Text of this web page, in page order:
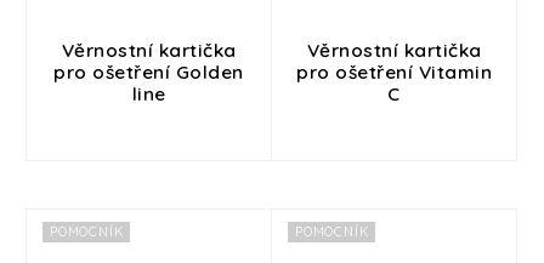
Věrnostní kartička
pro ošetření Golden
line
Věrnostní kartička
pro ošetření Vitamin
C
POMOCNÍK POMOCNÍK